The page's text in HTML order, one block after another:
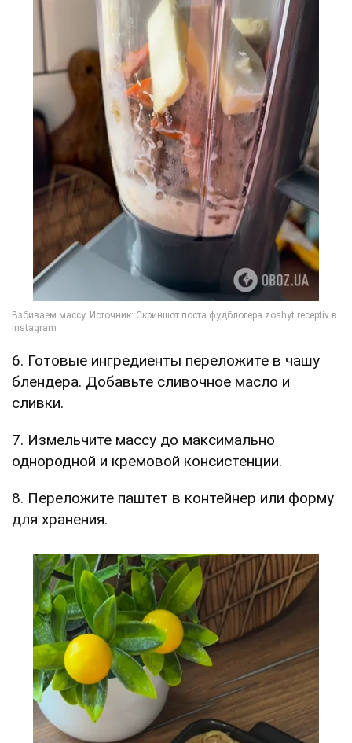
6. Готовые ингредиенты переложите в чашу
блендера. Добавьте сливочное масло и
сливки.
7. Измельчите массу до максимально
однородной и кремовой консистенции.
8. Переложите паштет в контейнер или форму
для хранения.